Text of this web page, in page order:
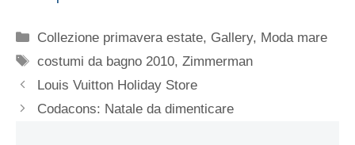
Categorie
Collezione primavera estate, Gallery, Moda mare
Tag
costumi da bagno 2010,Zimmerman
Louis Vuitton Holiday Store
Codacons: Natale da dimenticare